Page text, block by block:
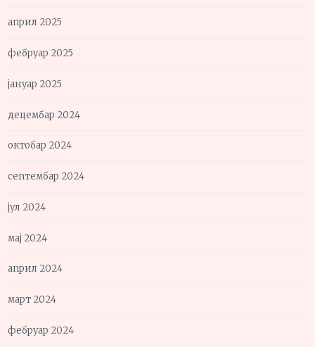
април 2025
фебруар 2025
јануар 2025
децембар 2024
октобар 2024
септембар 2024
јул 2024
мај 2024
април 2024
март 2024
фебруар 2024